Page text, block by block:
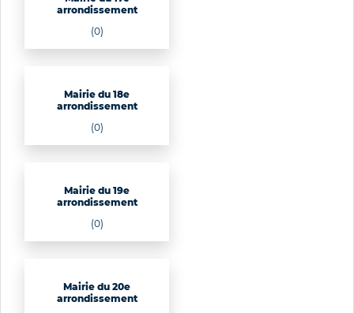
arrondissement
(0)
Mairie du 18e
arrondissement
(0)
Mairie du 19e
arrondissement
(0)
Mairie du 20e
arrondissement